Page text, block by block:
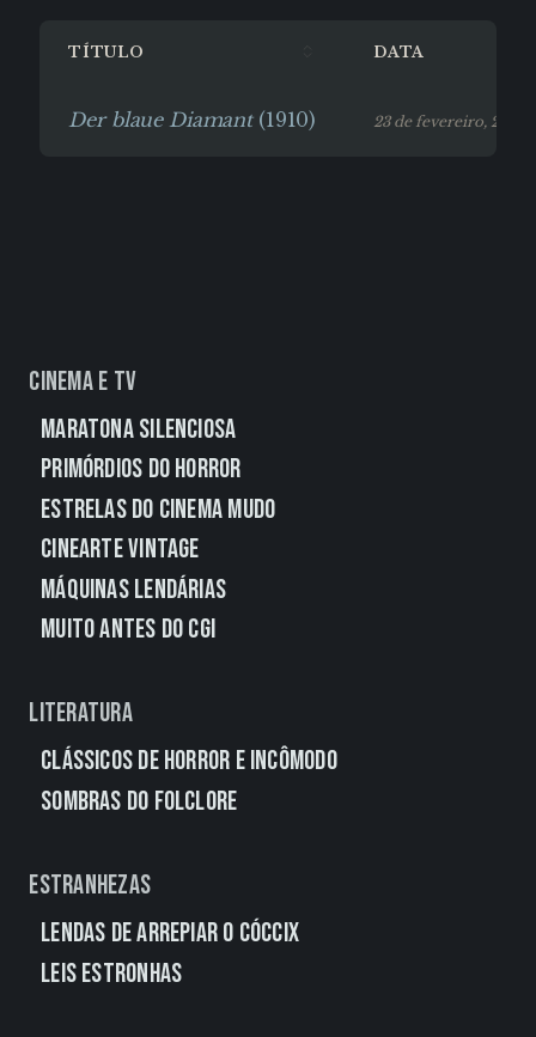
TÍTULO DATA
Der blaue Diamant(1910) 23 de fevereiro, 2026
Cinema e TV
Maratona Silenciosa
Primórdios do Horror
Estrelas do Cinema Mudo
CineArte Vintage
Máquinas Lendárias
Muito Antes do CGI
Literatura
Clássicos de Horror e Incômodo
Sombras do Folclore
Estranhezas
Lendas de Arrepiar o Cóccix
Leis Estronhas